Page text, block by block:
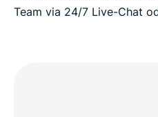
Team via 24/7 Live-Chat